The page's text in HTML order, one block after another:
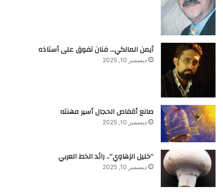
أيمن المالكي… فنان تفوق على أستاذه
ديسمبر 10, 2025
صانع أقفاص الحجال أسير مهنته
ديسمبر 10, 2025
“خليل الزهاوي”.. رائد الخط العربي
ديسمبر 10, 2025